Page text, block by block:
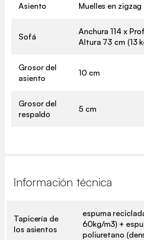
Asiento Muelles en zigzag
Sofá
Anchura 114 x
Altura 73 cm (13
Grosor del
asiento
10 cm
Grosor del
respaldo
5 cm
Información técnica
Tapicería de
los asientos
espuma
60kg/m3) +
poliuretano